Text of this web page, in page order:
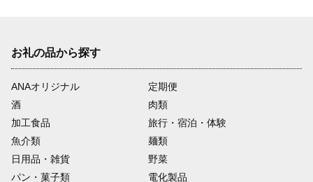
お礼の品から探す
ANAオリジナル
定期便
酒
肉類
加工食品
旅行・宿泊・体験
魚介類
麺類
日用品・雑貨
野菜
パン・菓子類
電化製品